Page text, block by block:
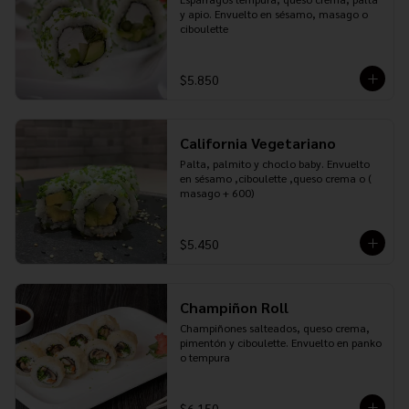
y apio. Envuelto en sésamo, masago o
ciboulette
$5.850
California Vegetariano
Palta, palmito y choclo baby. Envuelto
en sésamo ,ciboulette ,queso crema o (
masago + 600)
$5.450
Champiñon Roll
Champiñones salteados, queso crema,
pimentón y ciboulette. Envuelto en panko
o tempura